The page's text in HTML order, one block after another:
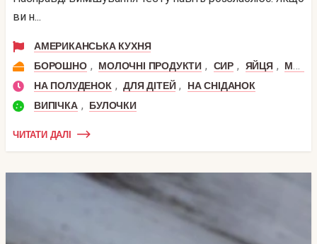
ви н...
АМЕРИКАНСЬКА КУХНЯ
БОРОШНО , МОЛОЧНІ ПРОДУКТИ , СИР , ЯЙЦЯ ,
МОЛОКО
НА ПОЛУДЕНОК , ДЛЯ ДІТЕЙ ,
НА СНІДАНОК
ВИПІЧКА , БУЛОЧКИ
ЧИТАТИ ДАЛІ